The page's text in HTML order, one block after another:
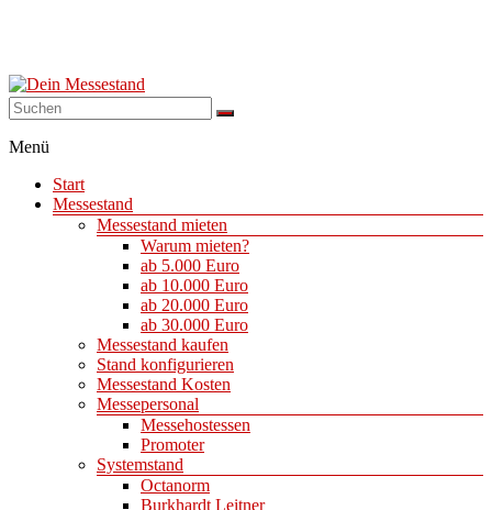
Dein
Messestand
Messebau
Messestände
Menü
Start
Messestand
Messestand mieten
Warum mieten?
ab 5.000 Euro
ab 10.000 Euro
ab 20.000 Euro
ab 30.000 Euro
Messestand kaufen
Stand konfigurieren
Messestand Kosten
Messepersonal
Messehostessen
Promoter
Systemstand
Octanorm
Burkhardt Leitner